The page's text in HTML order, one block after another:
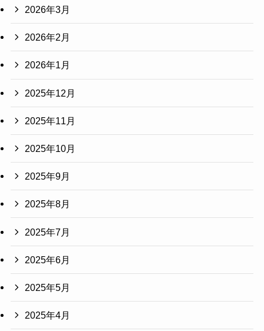
2026年3月
2026年2月
2026年1月
2025年12月
2025年11月
2025年10月
2025年9月
2025年8月
2025年7月
2025年6月
2025年5月
2025年4月